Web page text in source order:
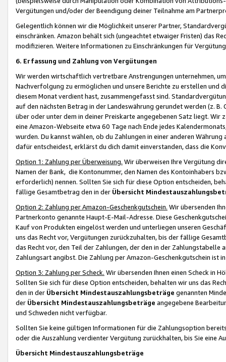
Vergütungen und/oder der Beendigung deiner Teilnahme am
Gelegentlich können wir die Möglichkeit unserer Partner,
einschränken. Amazon behält sich (ungeachtet etwaiger Fristen) das
modifizieren. Weitere Informationen zu Einschränkungen für
6. Erfassung und Zahlung von Vergütungen
Wir werden wirtschaftlich vertretbare Anstrengungen unternehmen,
Nachverfolgung zu ermöglichen und unsere Berichte zu erstellen und
diesem Monat verdient hast, zusammengefasst sind.
auf den nächsten Betrag in der Landeswährung gerundet werden (z.
über oder unter dem in deiner Preiskarte angegebenen Satz liegt.
eine Amazon-Webseite etwa 60 Tage nach Ende jedes
wurden. Du kannst wählen, ob du Zahlungen in einer anderen
dafür entscheidest, erklärst du dich damit einverstanden, dass die
Option 1: Zahlung per Überweisung. Wir überweisen Ihre Vergütung
Namen der Bank, die Kontonummer, den Namen des Kontoinhabers
erforderlich) nennen. Sollten Sie sich für diese Option entscheiden,
fällige Gesamtbetrag den in der Übersicht
Option 2: Zahlung per Amazon-Geschenkgutschein. Wir übersenden
Partnerkonto genannte Haupt-E-Mail-Adresse. Diese
Kauf von Produkten eingelöst werden und unterliegen unseren
uns das Recht vor, Vergütungen zurückzuhalten, bis der fällige
das Recht vor, den Teil der Zahlungen, der den in der
Zahlungsart angibst. Die Zahlung per Amazon-Geschenkgutschein ist
Option 3: Zahlung per Scheck. Wir übersenden Ihnen einen Scheck in
Sollten Sie sich für diese Option entscheiden, behalten wir uns das
den in der Übersicht Mindestauszahlungsbeträge genannten
der Übersicht Mindestauszahlungsbeträge angegebene
und Schweden nicht verfügbar.
Sollten Sie keine gültigen Informationen für die Zahlungsoption
oder die Auszahlung verdienter Vergütung zurückhalten, bis Sie
Übersicht Mindestauszahlungsbeträge